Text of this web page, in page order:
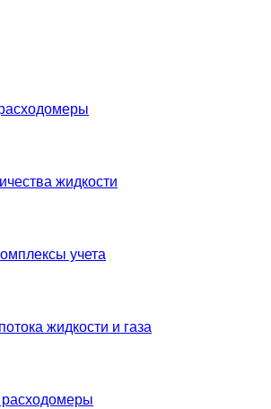
жидкости
учета
жидкости и газа